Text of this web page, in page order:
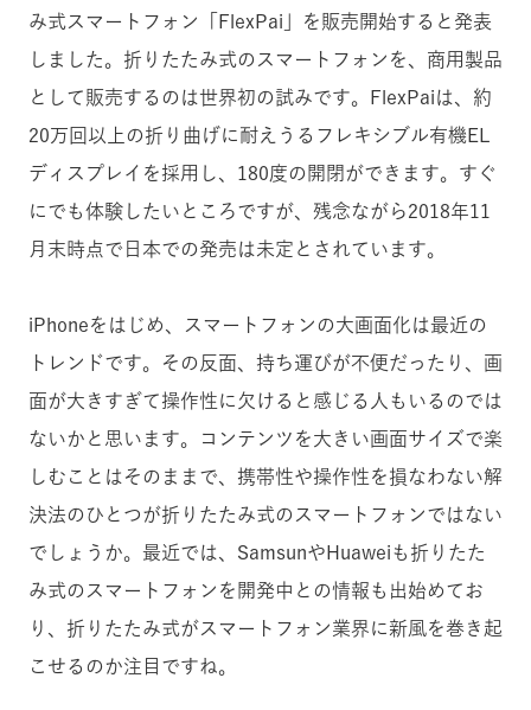
み式スマートフォン「FlexPai」を販売開始すると発表
しました。折りたたみ式のスマートフォンを、商用製品
として販売するのは世界初の試みです。FlexPaiは、約
20万回以上の折り曲げに耐えうるフレキシブル有機EL
ディスプレイを採用し、180度の開閉ができます。すぐ
にでも体験したいところですが、残念ながら2018年11
月末時点で日本での発売は未定とされています。
iPhoneをはじめ、スマートフォンの大画面化は最近の
トレンドです。その反面、持ち運びが不便だったり、画
面が大きすぎて操作性に欠けると感じる人もいるのでは
ないかと思います。コンテンツを大きい画面サイズで楽
しむことはそのままで、携帯性や操作性を損なわない解
決法のひとつが折りたたみ式のスマートフォンではない
でしょうか。最近では、SamsunやHuaweiも折りたた
み式のスマートフォンを開発中との情報も出始めてお
り、折りたたみ式がスマートフォン業界に新風を巻き起
こせるのか注目ですね。